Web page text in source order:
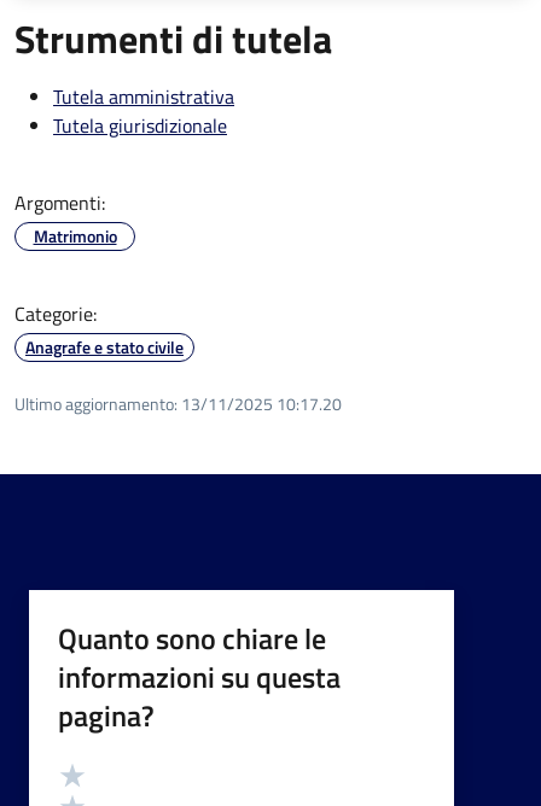
Strumenti di tutela
Tutela amministrativa
Tutela giurisdizionale
Argomenti:
Matrimonio
Categorie:
Anagrafe e stato civile
Ultimo aggiornamento: 13/11/2025 10:17.20
Quanto sono chiare le
informazioni su questa
pagina?
Valutazione